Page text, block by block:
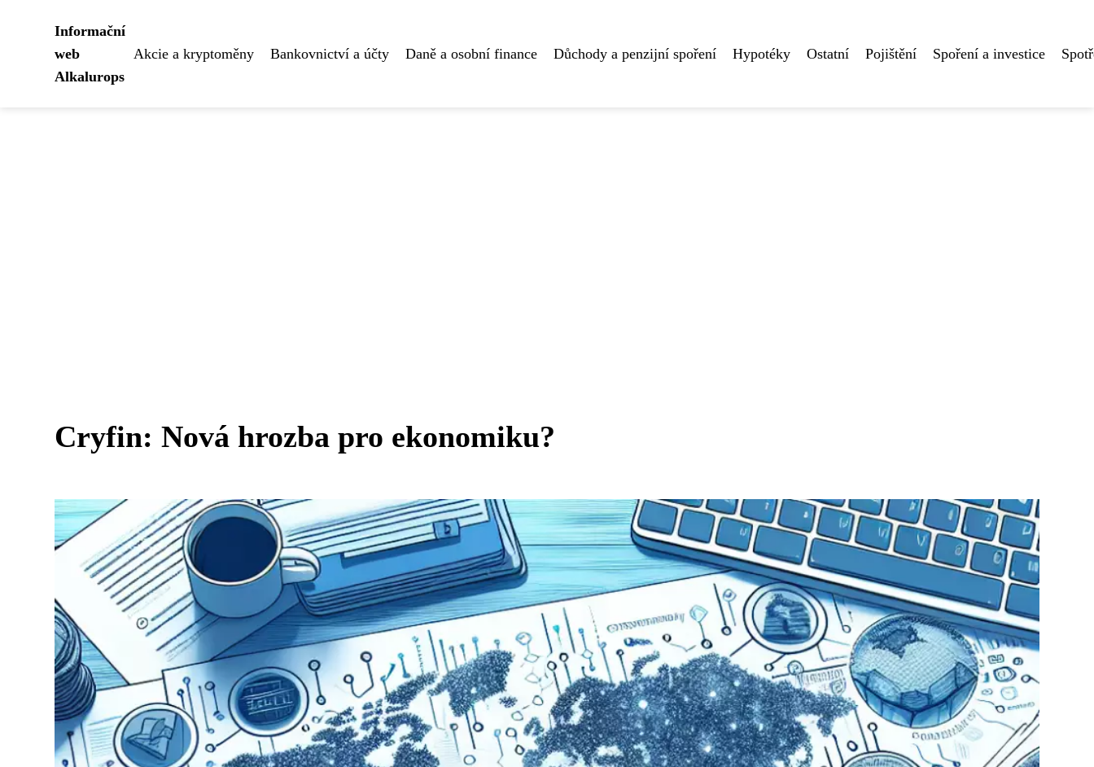
Informační
web
Alkalurops
Akcie a kryptoměny Bankovnictví a účty Daně a osobní finance Důchody a penzijní spoření Hypotéky Ostatní Pojištění Spoření a investice
Cryfin: Nová hrozba pro ekonomiku?